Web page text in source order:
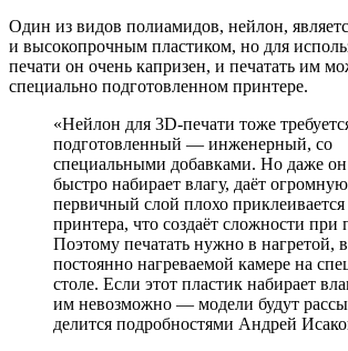
Один из видов полиамидов, нейлон,
и высокопрочным пластиком, но для
печати он очень капризен, и печатать им
специально подготовленном принтере.
«Нейлон для 3D-печати тоже
подготовленный — инженерный, со
специальными добавками. Но даже он
быстро набирает влагу, даёт огромную
первичный слой плохо приклеивается
принтера, что создаёт сложности при
Поэтому печатать нужно в нагретой,
постоянно нагреваемой камере на
столе. Если этот пластик набирает
им невозможно — модели будут
делится подробностями Андрей